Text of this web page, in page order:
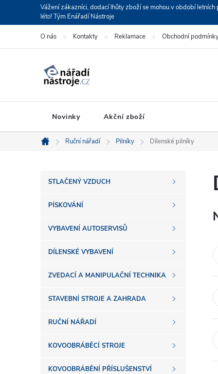
Vážení zákazníci, dodací lhůty zboží se mohou v období
léto! Tým Enářadí Nástroje
O nás Kontakty Reklamace Obchodní
Novinky Akční zboží
Domů
Ruční nářadí Pilníky Dílenské pilníky
P
o
s
a
n
n
STLAČENÝ VZDUCH
PÍSKOVÁNÍ
VYBAVENÍ AUTOSERVISŮ
DÍLENSKÉ VYBAVENÍ
ZVEDACÍ A MANIPULAČNÍ TECHNIKA
STAVEBNÍ STROJE A ZAHRADA
RUČNÍ NÁŘADÍ
KOVOOBRÁBĚCÍ STROJE
KOVOOBRÁBĚNÍ PŘÍSLUŠENSTVÍ